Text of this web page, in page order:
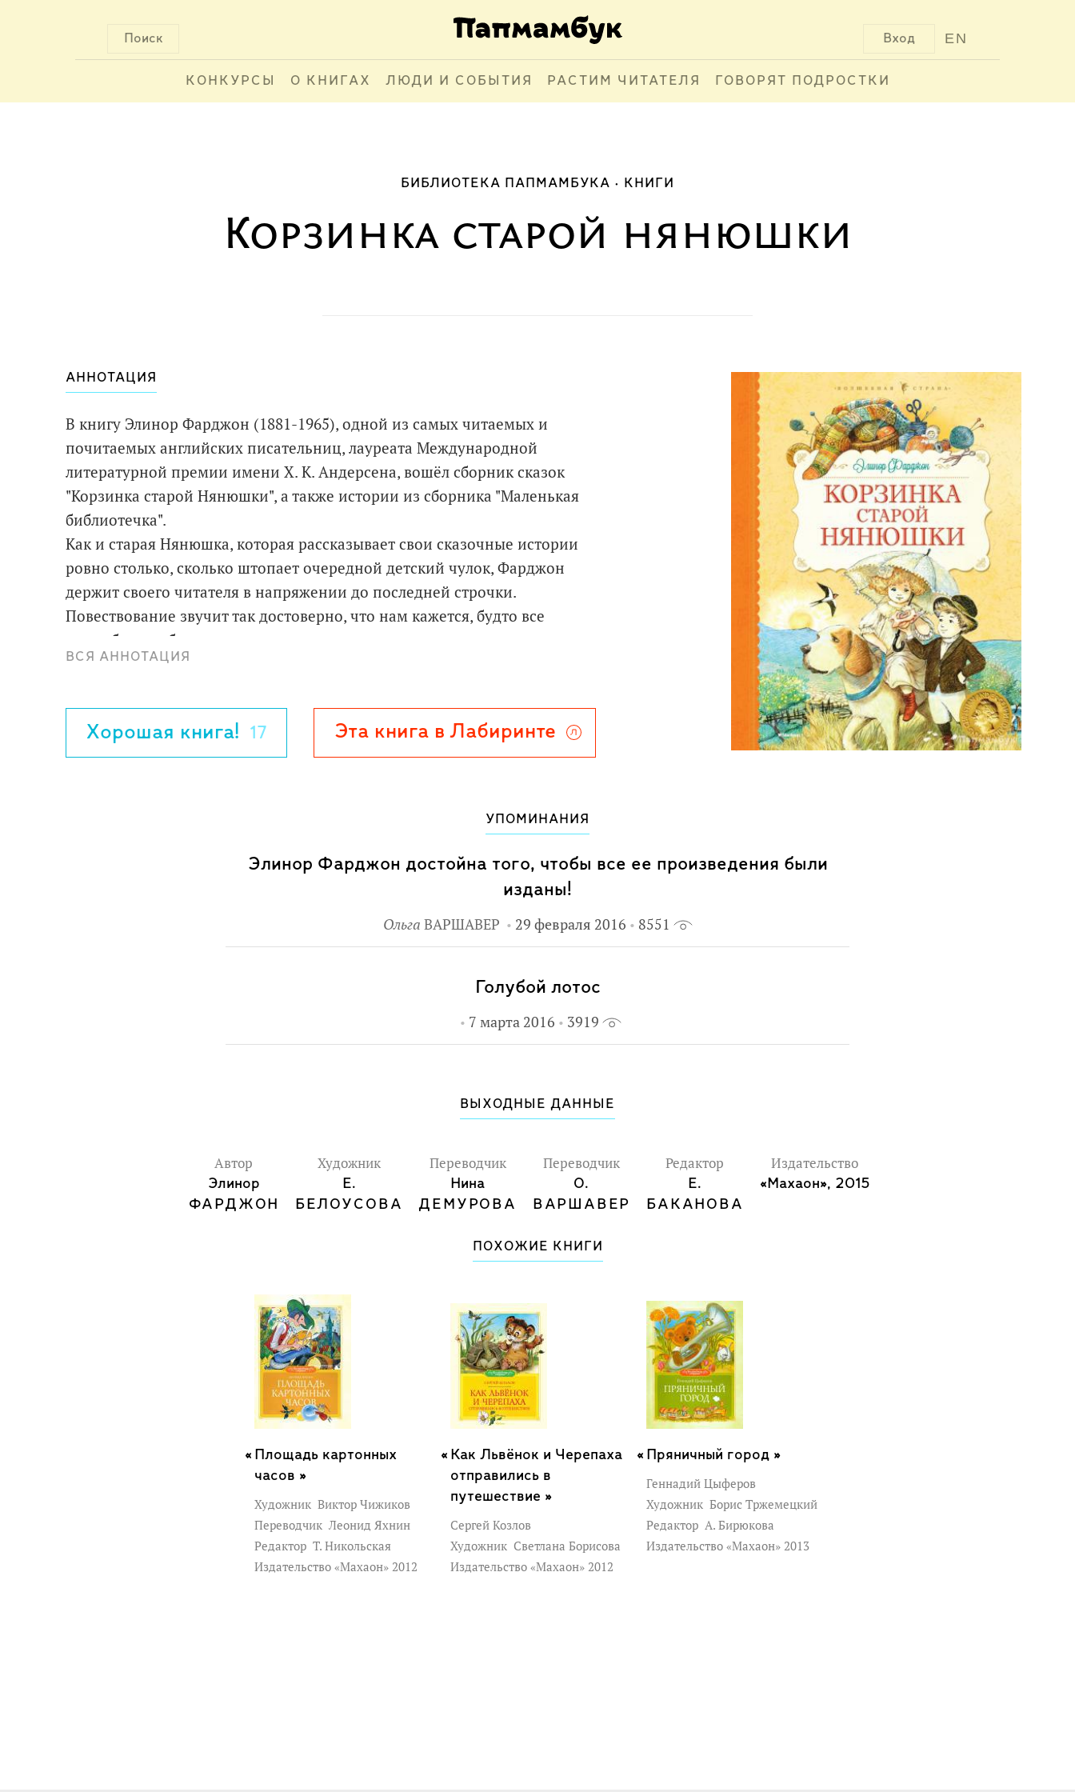
Поиск EN
Вход
КОНКУРСЫ О КНИГАХ ЛЮДИ И СОБЫТИЯ РАСТИМ ЧИТАТЕЛЯ ГОВОРЯТ ПОДРОСТКИ
БИБЛИОТЕКА ПАПМАМБУКА КНИГИ
Корзинка старой нянюшки
АННОТАЦИЯ
В книгу Элинор Фарджон (1881-1965), одной из самых читаемых и
почитаемых английских писательниц, лауреата Международной
литературной премии имени Х. К. Андерсена, вошёл сборник сказок
"Корзинка старой Нянюшки", а также истории из сборника "Маленькая
библиотечка".
Как и старая Нянюшка, которая рассказывает свои сказочные истории
ровно столько, сколько штопает очередной детский чулок, Фарджон
держит своего читателя в напряжении до последней строчки.
Повествование звучит так достоверно, что нам кажется, будто все
волшебные события с героями происходят на самом деле.
ВСЯ АННОТАЦИЯ
Хорошая книга! 17 Эта книга в Лабиринте
УПОМИНАНИЯ
Элинор Фарджон достойна того, чтобы все ее произведения были
изданы!
Ольга ВАРШАВЕР 29 февраля 2016 8551
Голубой лотос
7 марта 2016 3919
ВЫХОДНЫЕ ДАННЫЕ
Автор
Элинор
ФАРДЖОН
Художник
Е.
БЕЛОУСОВА
Переводчик
Нина
ДЕМУРОВА
Переводчик
О.
ВАРШАВЕР
Редактор
Е.
БАКАНОВА
Издательство
«Махаон», 2015
ПОХОЖИЕ КНИГИ
Площадь картонных
часов »
Художник Виктор Чижиков
Переводчик Леонид Яхнин
Редактор Т. Никольская
Издательство «Махаон» 2012
Как Львёнок и Черепаха
отправились в
путешествие »
Сергей Козлов
Художник Светлана Борисова
Издательство «Махаон» 2012
Пряничный город »
Геннадий Цыферов
Художник Борис Тржемецкий
Редактор А. Бирюкова
Издательство «Махаон» 2013